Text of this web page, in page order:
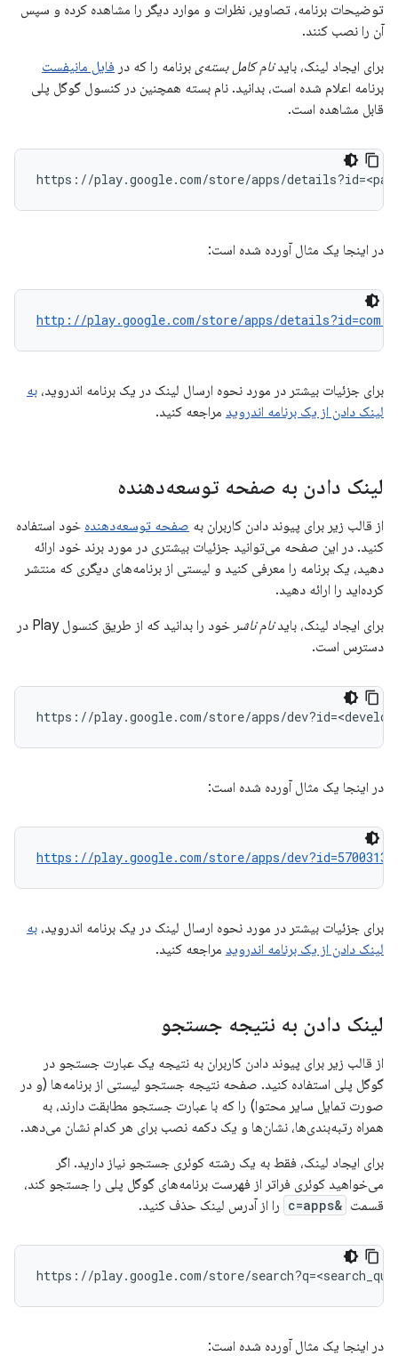
توضیحات برنامه، تصاویر، نظرات و موارد دیگر را مشاهده کرده و سپس
آن را نصب کنند.
برای ایجاد لینک، بایدنام کامل بسته‌ی برنامه را که در فایل مانیفست
برنامه اعلام شده است، بدانید. نام بسته همچنین در کنسول گوگل پلی
قابل مشاهده است.
در اینجا یک مثال آورده شده است:
http://play.google.com/store/apps/
برای جزئیات بیشتر در مورد نحوه ارسال لینک در یک برنامه اندروید، به
لینک دادن از یک برنامه اندروید مراجعه کنید.
لینک دادن به صفحه توسعه‌دهنده
از قالب زیر برای پیوند دادن کاربران به صفحه توسعه‌دهنده خود استفاده
کنید. در این صفحه می‌توانید جزئیات بیشتری در مورد برند خود ارائه
دهید، یک برنامه را معرفی کنید و لیستی از برنامه‌های دیگری که منتشر
کرده‌اید را ارائه دهید.
برای ایجاد لینک، بایدنام ناشر
خود را بدانید که از طریق کنسول Play در
دسترس است.
در اینجا یک مثال آورده شده است:
https://play.google.com/store/apps/
برای جزئیات بیشتر در مورد نحوه ارسال لینک در یک برنامه اندروید، به
لینک دادن از یک برنامه اندروید مراجعه کنید.
لینک دادن به نتیجه جستجو
از قالب زیر برای پیوند دادن کاربران به نتیجه یک عبارت جستجو در
گوگل پلی استفاده کنید. صفحه نتیجه جستجو لیستی از برنامه‌ها (و در
صورت تمایل سایر محتوا) را که با عبارت جستجو مطابقت دارند، به
همراه رتبه‌بندی‌ها، نشان‌ها و یک دکمه نصب برای هر کدام نشان می‌دهد.
برای ایجاد لینک، فقط به یک رشته کوئری جستجو نیاز دارید. اگر
می‌خواهید کوئری فراتر از فهرست برنامه‌های گوگل پلی را جستجو کند،
قسمت &c=apps را از آدرس لینک حذف کنید.
در اینجا یک مثال آورده شده است: